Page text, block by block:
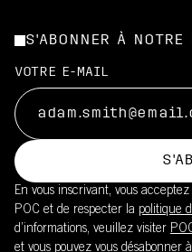
S'ABONNER À NOTRE
VOTRE E-MAIL
En vous inscrivant, vous
POC et de respecter la politique
d’informations, veuillez visiter
et vous pouvez vous désabonner